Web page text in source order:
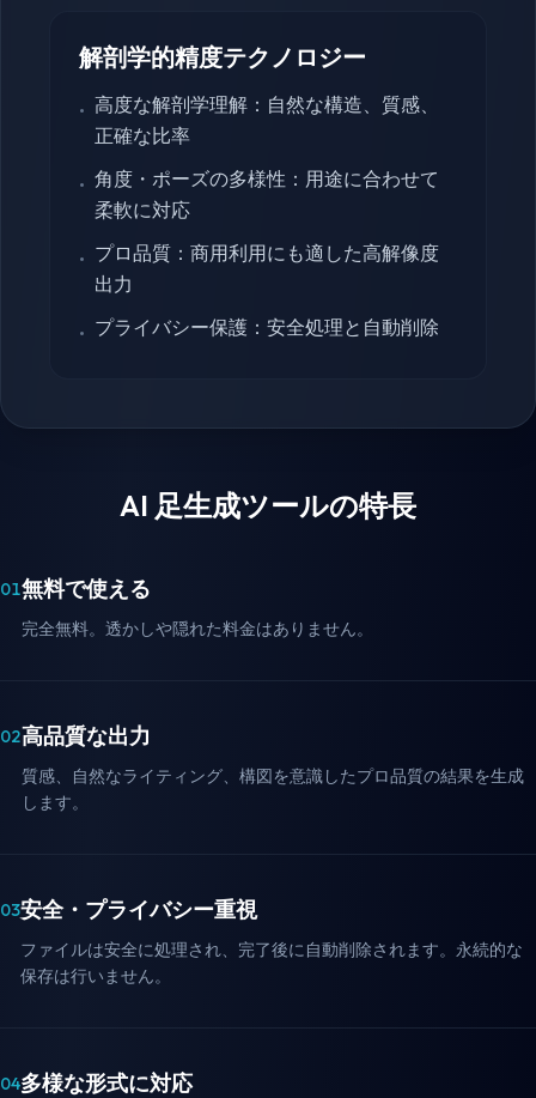
解剖学的精度テクノロジー
• 高度な解剖学理解：自然な構造、質感、
正確な比率
• 角度・ポーズの多様性：用途に合わせて
柔軟に対応
• プロ品質：商用利用にも適した高解像度
出力
• プライバシー保護：安全処理と自動削除
AI 足生成ツールの特長
01無料で使える
完全無料。透かしや隠れた料金はありません。
02高品質な出力
質感、自然なライティング、構図を意識したプロ品質の結果を生成
します。
03安全・プライバシー重視
ファイルは安全に処理され、完了後に自動削除されます。永続的な
保存は行いません。
04多様な形式に対応